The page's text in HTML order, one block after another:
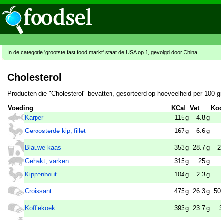
In de categorie 'grootste fast food markt' staat de USA op 1, gevolgd door China
Cholesterol
Producten die "Cholesterol" bevatten, gesorteerd op hoeveelheid per 100
Voeding
KCal Vet
Karper
115g 4.8g
Geroosterde kip, fillet
167g 6.6g
Blauwe kaas 353g 28.7g
Gehakt, varken
315g 25g
Kippenbout
104g 2.3g
Croissant 475g 26.3g
Koffiekoek 393g 23.7g